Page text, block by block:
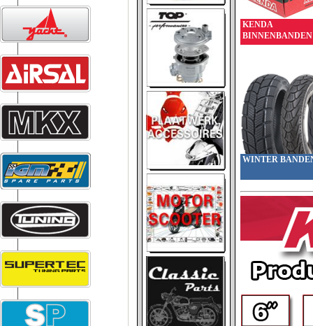
KENDA
BINNENBANDEN
WINTER